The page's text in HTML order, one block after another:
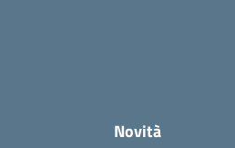
Novità